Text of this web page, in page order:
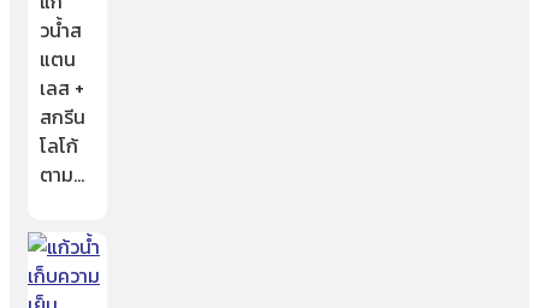
วน้ำส
แตน
เลส +
สกรีน
โลโก้
ตาม…